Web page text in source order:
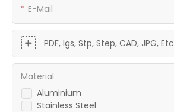
E-Mail
PDF, Igs, Stp, Step, CAD, JPG, Etc
Aluminium
Stainless Steel
Material